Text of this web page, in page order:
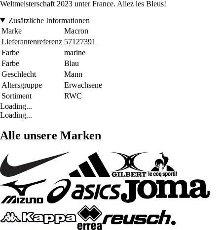
Weltmeisterschaft 2023 unter France. Allez les Bleus!
Zusätzliche Informationen
Marke
Macron
Lieferantenreferenz 57127391
Farbe
marine
Farbe
Blau
Geschlecht
Mann
Altersgruppe
Erwachsene
Sortiment
RWC
Loading...
Loading...
Alle unsere Marken